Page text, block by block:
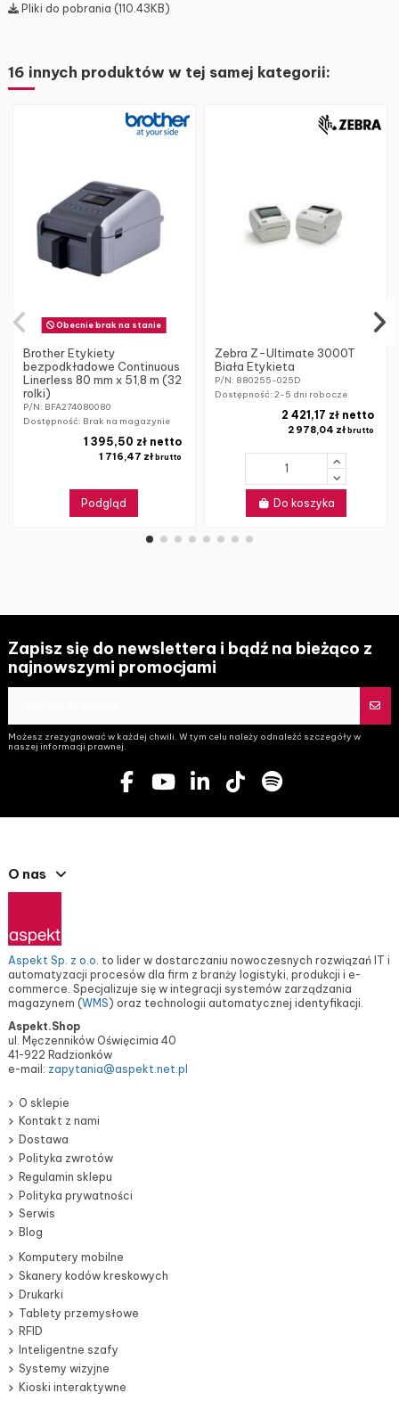
Pliki do pobrania (110.43KB)
16 innych produktów w tej samej kategorii:
Obecnie brak na stanie
Brother Etykiety
bezpodkładowe Continuous
Linerless 80 mm x 51,8 m (32
rolki)
P/N: BFA274080080
Dostępność: Brak na magazynie
1 716,47 złbrutto
1 395,50 zł netto
Podgląd
Zebra Z-Ultimate 3000T
Biała Etykieta
P/N: 880255-025D
Dostępność:2-5 dni robocze
2 978,04 zł brutto
2 421,17 zł netto
Do koszyka
Zapisz się do newslettera i bądź na bieżąco z
najnowszymi promocjami
Możesz zrezygnować w każdej chwili. W tym celu należy odnaleźć szczegóły w
naszej informacji prawnej.
O nas
Aspekt Sp. z o.o. to lider w dostarczaniu nowoczesnych rozwiązań IT i
automatyzacji procesów dla firm z branży logistyki, produkcji i e-
commerce. Specjalizuje się w integracji systemów zarządzania
magazynem (WMS) oraz technologii automatycznej identyfikacji.
Aspekt.Shop
ul. Męczenników Oświęcimia 40
41-922 Radzionków
e-mail: zapytania@aspekt.net.pl
O sklepie
Kontakt z nami
Dostawa
Polityka zwrotów
Regulamin sklepu
Polityka prywatności
Serwis
Blog
Komputery mobilne
Skanery kodów kreskowych
Drukarki
Tablety przemysłowe
RFID
Inteligentne szafy
Systemy wizyjne
Kioski interaktywne